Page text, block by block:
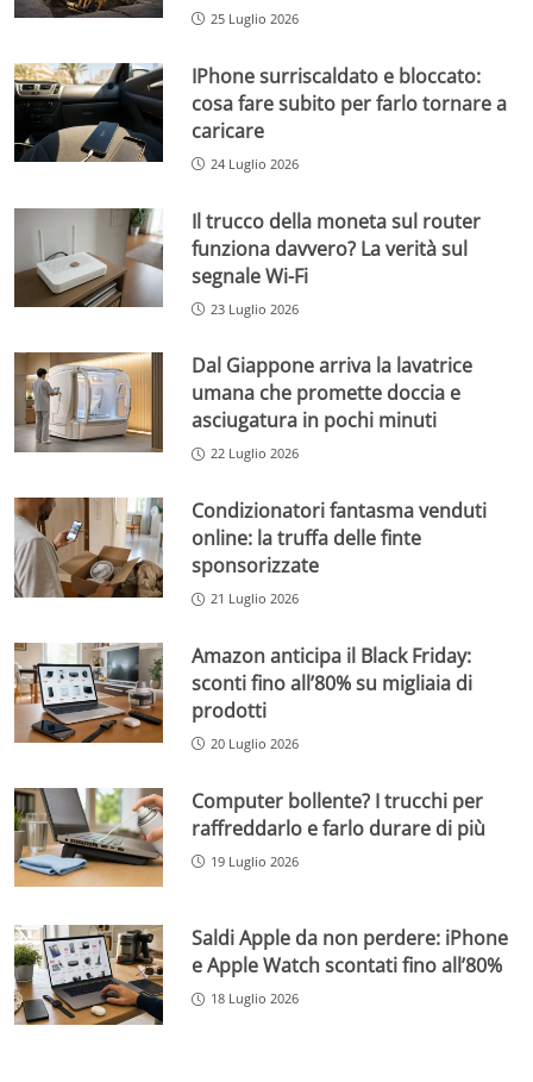
25 Luglio 2026
IPhone surriscaldato e bloccato:
cosa fare subito per farlo tornare a
caricare
24 Luglio 2026
Il trucco della moneta sul router
funziona davvero? La verità sul
segnale Wi-Fi
23 Luglio 2026
Dal Giappone arriva la lavatrice
umana che promette doccia e
asciugatura in pochi minuti
22 Luglio 2026
Condizionatori fantasma venduti
online: la truffa delle finte
sponsorizzate
21 Luglio 2026
Amazon anticipa il Black Friday:
sconti fino all’80% su migliaia di
prodotti
20 Luglio 2026
Computer bollente? I trucchi per
raffreddarlo e farlo durare di più
19 Luglio 2026
Saldi Apple da non perdere: iPhone
e Apple Watch scontati fino all’80%
18 Luglio 2026